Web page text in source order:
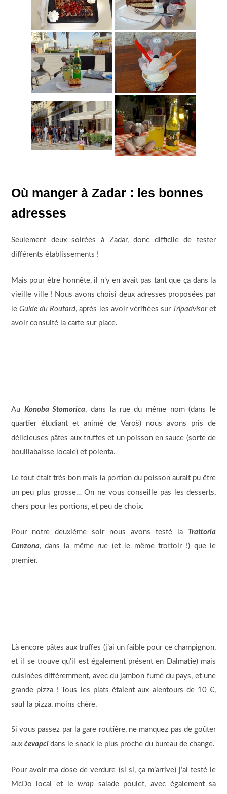
Où manger à Zadar : les bonnes
adresses
Seulement deux soirées à Zadar, donc difficile de tester
différents établissements !
Mais pour être honnête, il n’y en avait pas tant que ça dans la
vieille ville ! Nous avons choisi deux adresses proposées par
le Guide du Routard, après les avoir vérifiées sur Tripadvisoret
avoir consulté la carte sur place.
Au Konoba Stomorica, dans la rue du même nom (dans le
quartier étudiant et animé de Varoš) nous avons pris de
délicieuses pâtes aux truffes et un poisson en sauce (sorte de
bouillabaisse locale) et polenta.
Le tout était très bon mais la portion du poisson aurait pu être
un peu plus grosse… On ne vous conseille pas les desserts,
chers pour les portions, et peu de choix.
Pour notre deuxième soir nous avons testé la Trattoria
Canzona, dans la même rue (et le même trottoir !) que le
premier.
Là encore pâtes aux truffes (j’ai un faible pour ce champignon,
et il se trouve qu’il est également présent en Dalmatie) mais
cuisinées différemment, avec du jambon fumé du pays, et une
grande pizza ! Tous les plats étaient aux alentours de 10 €,
sauf la pizza, moins chère.
Si vous passez par la gare routière, ne manquez pas de goûter
aux čevapci dans le snack le plus proche du bureau de change.
Pour avoir ma dose de verdure (si si, ça m’arrive) j’ai testé le
McDo local et lewrap salade poulet, avec également sa